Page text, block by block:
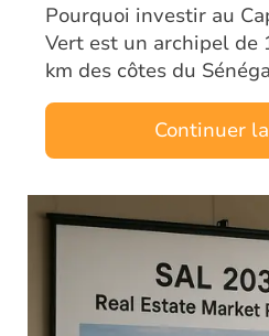
Pourquoi investir au
Vert est un archipel de
km des côtes du
entre l’Europe et le
portugais, le pays
Continuer